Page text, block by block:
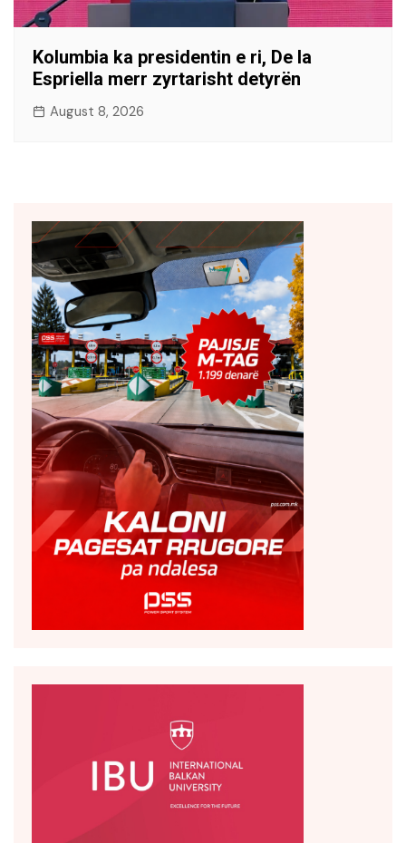
Kolumbia ka presidentin e ri, De la
Espriella merr zyrtarisht detyrën
August 8, 2026